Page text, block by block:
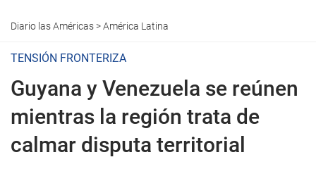
Diario las Américas>América Latina
TENSIÓN FRONTERIZA
Guyana y Venezuela se reúnen
mientras la región trata de
calmar disputa territorial